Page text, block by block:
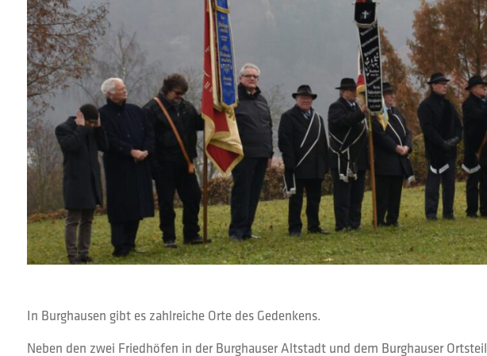
In Burghausen gibt es zahlreiche Orte des Gedenkens.
Neben den zwei Friedhöfen in der Burghauser Altstadt und dem Burghauser Ortsteil